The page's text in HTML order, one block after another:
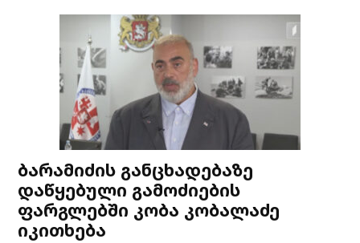
ბარამიძის განცხადებაზე
დაწყებული გამოძიების
ფარგლებში კობა კობალაძე
იკითხება